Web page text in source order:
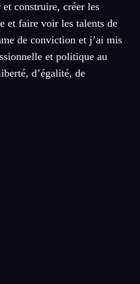
construire, créer les
et faire voir les talents de
de conviction et j’ai mis
et politique au
d’égalité, de